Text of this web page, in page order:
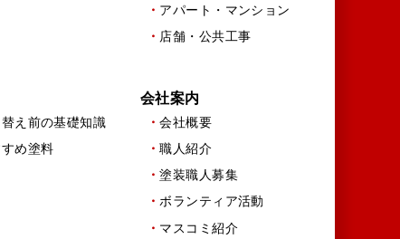
アパート・マンション
店舗・公共工事
え前の基礎知識
め塗料
会社案内
会社概要
職人紹介
塗装職人募集
ボランティア活動
マスコミ紹介